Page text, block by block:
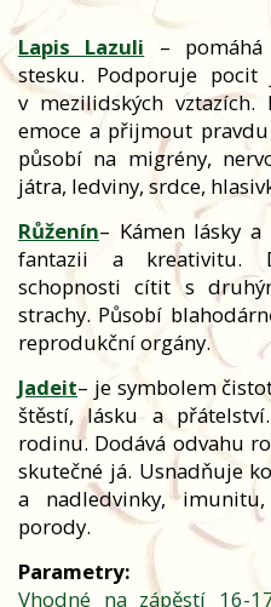
Lapis Lazuli –
stesku. Podporuje
v mezilidských vztazích.
emoce a přijmout
působí na migrény,
játra, ledviny, srdce,
Růženín– Kámen lásky a
fantazii a kreativitu.
schopnosti cítit s
strachy. Působí
reprodukční orgány.
Jadeit– je symbolem
štěstí, lásku a
rodinu. Dodává odvahu
skutečné já. Usnadňuje
a nadledvinky,
porody.
Parametry:
Vhodné na zápěstí 16-